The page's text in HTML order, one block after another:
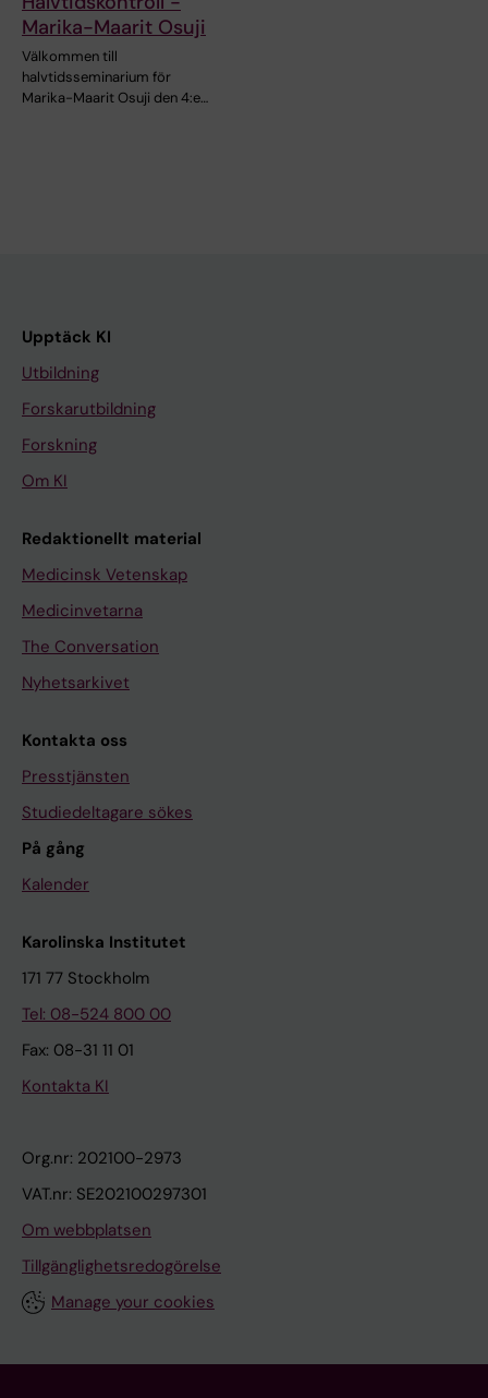
Marika-Maarit Osuji
Välkommen till
halvtidsseminarium för
Marika-Maarit Osuji den 4:e…
Upptäck KI
Utbildning
Forskarutbildning
Forskning
Om KI
Redaktionellt material
Medicinsk Vetenskap
Medicinvetarna
The Conversation
Nyhetsarkivet
Kontakta oss
Presstjänsten
Studiedeltagare sökes
På gång
Kalender
Karolinska Institutet
171 77 Stockholm
Tel: 08-524 800 00
Fax: 08-31 11 01
Kontakta KI
Org.nr: 202100-2973
VAT.nr: SE202100297301
Om webbplatsen
Tillgänglighetsredogörelse
Manage your cookies